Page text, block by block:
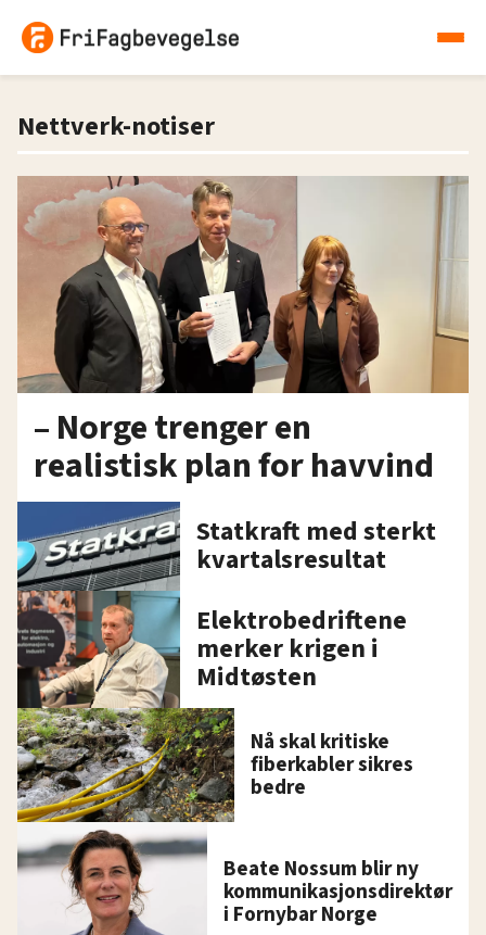
Nettverk-notiser
– Norge trenger en
realistisk plan for havvind
Statkraft med sterkt
kvartalsresultat
Elektrobedriftene
merker krigen i
Midtøsten
Nå skal kritiske
fiberkabler sikres
bedre
Beate Nossum blir ny
kommunikasjonsdirektør
i Fornybar Norge